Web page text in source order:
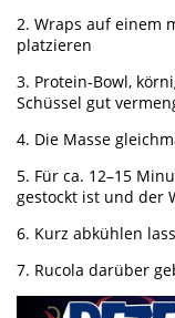
2. Wraps auf einem
platzieren
3. Protein-Bowl,
Schüssel gut
4. Die Masse
5. Für ca. 12–15
gestockt ist und der
6. Kurz abkühlen
7. Rucola darüber